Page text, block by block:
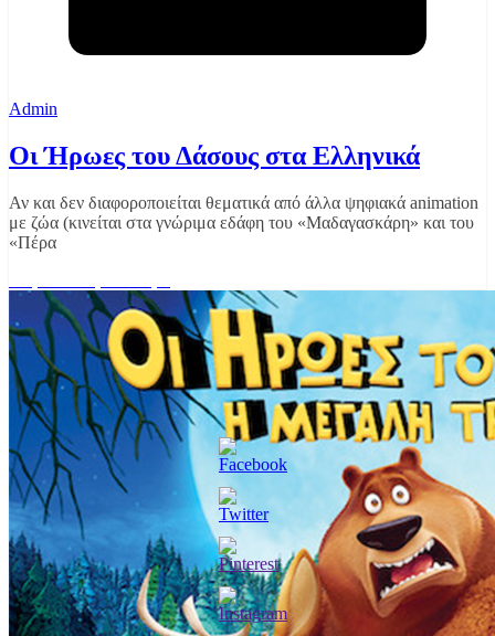
Admin
Οι Ήρωες του Δάσους στα Ελληνικά
Αν και δεν διαφοροποιείται θεματικά από άλλα ψηφιακά animation
με ζώα (κινείται στα γνώριμα εδάφη του «Μαδαγασκάρη» και του
«Πέρα